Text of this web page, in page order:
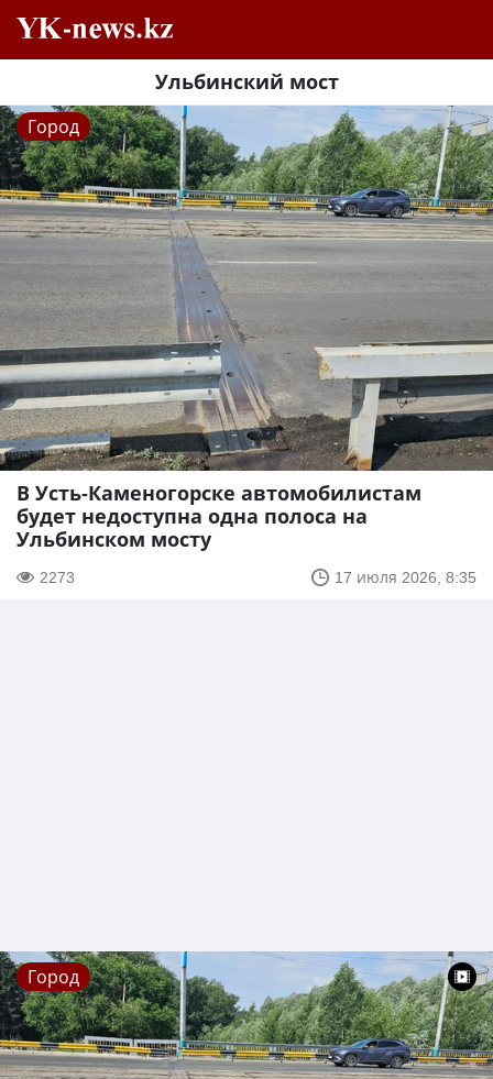
Ульбинский мост
Город
В Усть-Каменогорске автомобилистам
будет недоступна одна полоса на
Ульбинском мосту
2273 17 июля 2026, 8:35
Город